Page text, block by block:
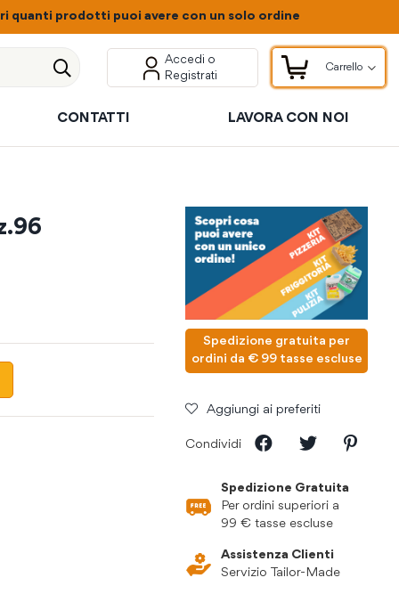
quanti prodotti puoi avere con un solo ordine
Accedi o
Registrati
Carrello
Carrello
CONTATTI LAVORA CON NOI
Spedizione gratuita per
ordini da € 99 tasse escluse
Aggiungi ai preferiti
Condividi
Spedizione Gratuita
Per ordini superiori a
99 € tasse escluse
Assistenza Clienti
Servizio Tailor-Made